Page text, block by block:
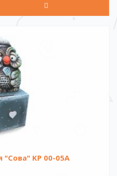
"Сова" KР 00-05A